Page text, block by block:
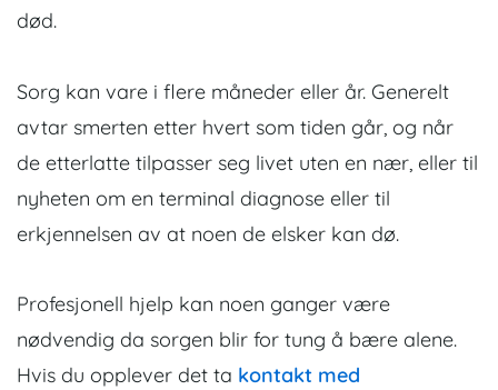
død.
Sorg kan vare i flere måneder eller år. Generelt
avtar smerten etter hvert som tiden går, og når
de etterlatte tilpasser seg livet uten en nær, eller til
nyheten om en terminal diagnose eller til
erkjennelsen av at noen de elsker kan dø.
Profesjonell hjelp kan noen ganger være
nødvendig da sorgen blir for tung å bære alene.
Hvis du opplever det ta kontakt med